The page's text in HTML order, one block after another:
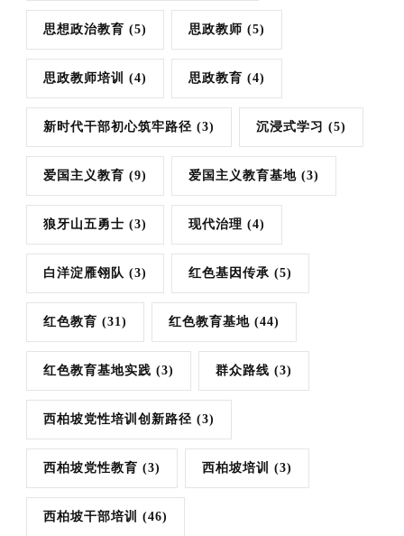
思想政治教育 (5) 思政教师 (5)
思政教师培训 (4) 思政教育 (4)
新时代干部初心筑牢路径 (3) 沉浸式学习 (5)
爱国主义教育 (9) 爱国主义教育基地 (3)
狼牙山五勇士 (3) 现代治理 (4)
白洋淀雁翎队 (3) 红色基因传承 (5)
红色教育 (31) 红色教育基地 (44)
红色教育基地实践 (3) 群众路线 (3)
西柏坡党性培训创新路径 (3)
西柏坡党性教育 (3) 西柏坡培训 (3)
西柏坡干部培训 (46)